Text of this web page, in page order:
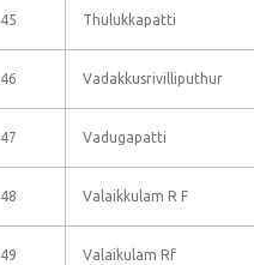
45 Thulukkapatti
46 Vadakkusrivilliputhur
47 Vadugapatti
48 Valaikkulam R F
49 Valaikulam Rf